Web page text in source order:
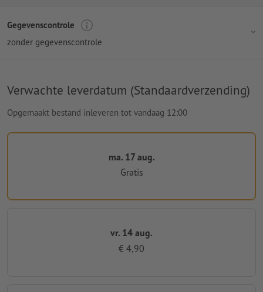
Gegevenscontrole
zonder gegevenscontrole
Verwachte leverdatum (Standaardverzending)
Opgemaakt bestand inleveren tot vandaag 12:00
ma. 17 aug.
Gratis
vr. 14 aug.
€ 4,90